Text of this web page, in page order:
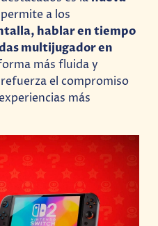
a los
hablar en tiempo
multijugador en
más fluida y
el compromiso
más